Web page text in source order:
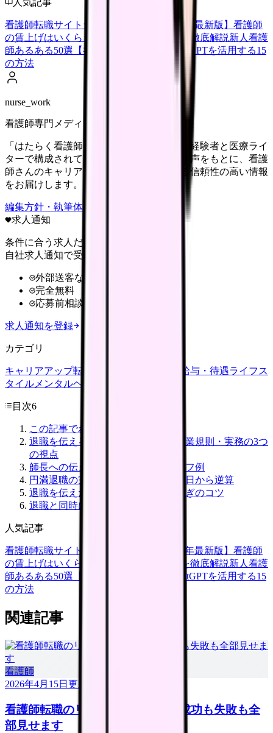
看護師転職サイトランキングTOP5【2026年最新版】 看護師
の賃上げはいくら？2026年度の最新情報を徹底解説新人看護
師あるある50選【共感必至】
看護師がChatGPTを活用する15
の方法
nurse_work
看護師専門メディア
「はたらく看護師さん」編集部は、看護師経験者と医療ライ
ターで構成されています。現場のリアルな声をもとに、看護
師さんのキャリア・転職・働き方に関する信頼性の高い情報
をお届けします。
編集方針・執筆体制・監修体制を見る
求人通知
条件に合う求人だけ
自社求人通知で受け取る
外部送客なし
完全無料
応募前相談OK
求人通知を登録
カテゴリ
キャリアアップ転職ガイド 給与・待遇ライフス
タイル メンタルヘルス
目次6
この記事でわかること
退職を伝えるタイミング｜法律・就業規則・実務の3つ
の視点
師長への伝え方｜切り出し方とセリフ例
円満退職の完全スケジュール｜退職日から逆算
退職を伝えた後にやること｜引き継ぎのコツ
退職と同時に転職準備を始めよう
人気記事
看護師転職サイトランキングTOP5【2026年最新版】 看護師
の賃上げはいくら？2026年度の最新情報を徹底解説新人看護
師あるある50選【共感必至】
看護師がChatGPTを活用する15
の方法
関連記事
看護師
2026年4月15日 更新
看護師転職のリアル体験談12選｜成功も失敗も全
部見せます